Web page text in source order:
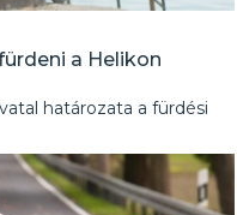
a Helikon
határozata a fürdési